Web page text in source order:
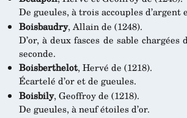
De gueules, à trois accouples d’argent
Boisbaudry, Allain de (1248).
D’or, à deux fasces de sable
seconde.
Boisberthelot, Hervé de (1218).
Écartelé d’or et de gueules.
Boisbily, Geoffroy de (1218).
De gueules, à neuf étoiles d’or.